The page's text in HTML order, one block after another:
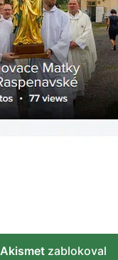
Akismetzablokoval